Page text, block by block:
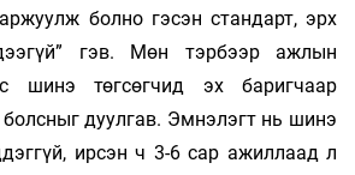
болно гэсэн стандарт, эрх
гэв. Мөн тэрбээр ажлын
шинэ төгсөгчид эх баригчаар
дуулгав. Эмнэлэгт нь шинэ
ирсэн ч 3-6 сар ажиллаад л